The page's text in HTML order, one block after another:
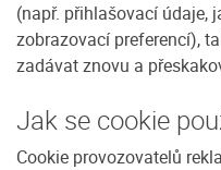
(např. přihlašovací údaje,
zobrazovací preferencí),
zadávat znovu a
Jak se cookie
Cookie provozovatelů